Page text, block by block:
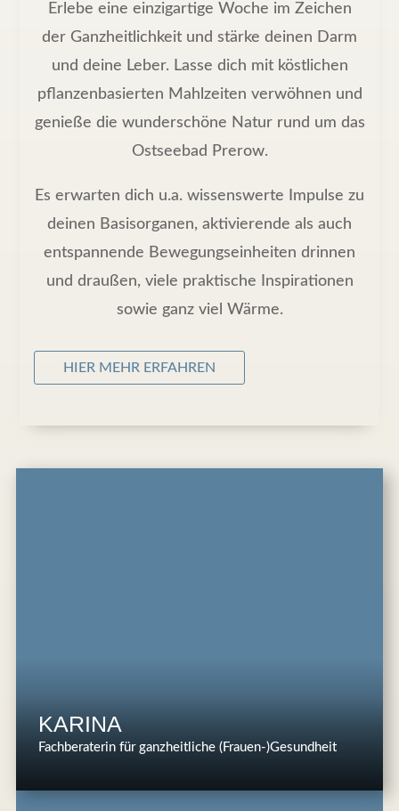
Erlebe eine einzigartige Woche im Zeichen
der Ganzheitlichkeit und stärke deinen Darm
und deine Leber. Lasse dich mit köstlichen
pflanzenbasierten Mahlzeiten verwöhnen und
genieße die wunderschöne Natur rund um das
Ostseebad Prerow.
Es erwarten dich u.a. wissenswerte Impulse zu
deinen Basisorganen, aktivierende als auch
entspannende Bewegungseinheiten drinnen
und draußen, viele praktische Inspirationen
sowie ganz viel Wärme.
HIER MEHR ERFAHREN
KARINA
Fachberaterin für ganzheitliche (Frauen-)Gesundheit